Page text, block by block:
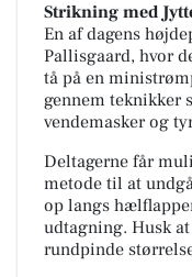
Strikning med
En af dagens
Pallisgaard, hvor
tå på en
gennem teknikker
vendemasker og
Deltagerne får
metode til at
op langs
udtagning. Husk
rundpinde